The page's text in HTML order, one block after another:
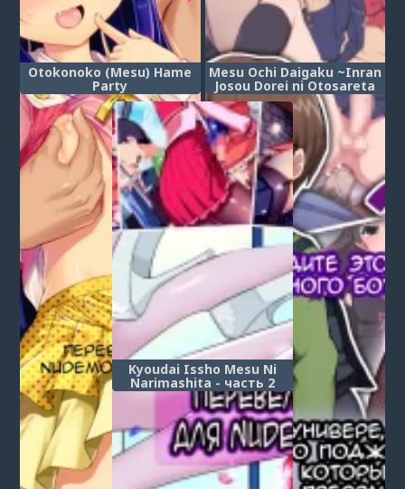
Otokonoko (Mesu) Hame
Party
Mesu Ochi Daigaku ~Inran
Josou Dorei ni Otosareta
Yuutousei no Matsuro~
Kyoudai Issho Mesu Ni
Narimashita - часть 2
(Том 2)
Post a comment
Login orregisterto post a comment.